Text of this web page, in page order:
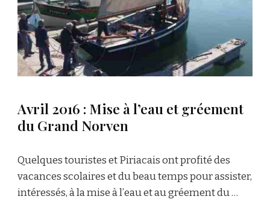
Avril 2016 : Mise à l’eau et gréement
du Grand Norven
Quelques touristes et Piriacais ont profité des
vacances scolaires et du beau temps pour assister,
intéressés, à la mise à l’eau et au gréement du …